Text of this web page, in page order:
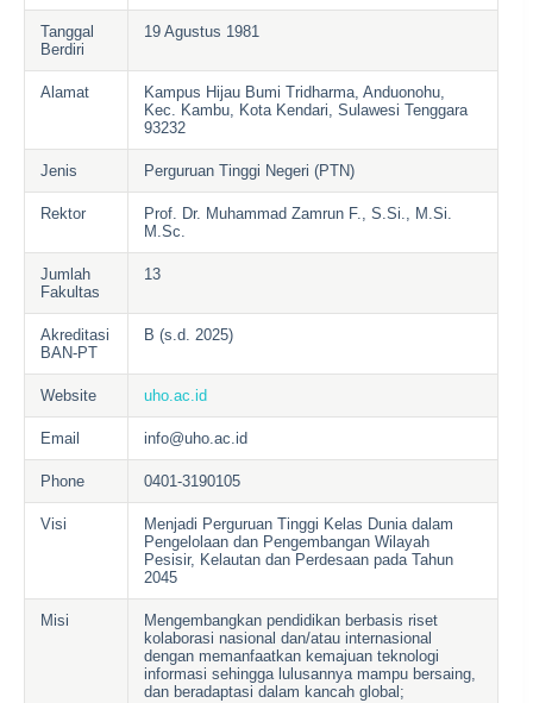
Tanggal
Berdiri
19 Agustus 1981
Alamat
Kampus Hijau Bumi Tridharma, Anduonohu,
Kec. Kambu, Kota Kendari, Sulawesi Tenggara
93232
Jenis Perguruan Tinggi Negeri (PTN)
Rektor
Prof. Dr. Muhammad Zamrun F., S.Si., M.Si.
M.Sc.
Jumlah
Fakultas
13
Akreditasi
BAN-PT
B (s.d. 2025)
Website uho.ac.id
Email info@uho.ac.id
Phone 0401-3190105
Visi
Menjadi Perguruan Tinggi Kelas Dunia dalam
Pengelolaan dan Pengembangan Wilayah
Pesisir, Kelautan dan Perdesaan pada Tahun
2045
Misi
Mengembangkan pendidikan berbasis riset
kolaborasi nasional dan/atau internasional
dengan memanfaatkan kemajuan teknologi
informasi sehingga lulusannya mampu bersaing,
dan beradaptasi dalam kancah global;